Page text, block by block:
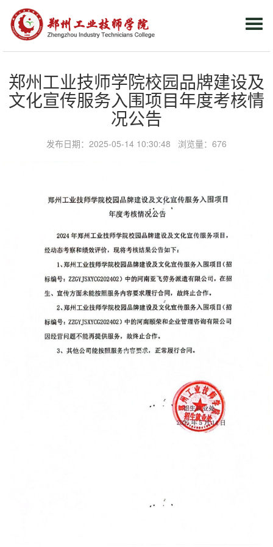
郑州工业技师学院校园品牌建设及
文化宣传服务入围项目年度考核情
况公告
发布日期：2025-05-14 10:30:48 浏览量： 676